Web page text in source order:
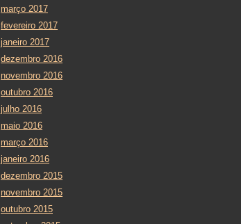
março 2017
fevereiro 2017
janeiro 2017
dezembro 2016
novembro 2016
outubro 2016
julho 2016
maio 2016
março 2016
janeiro 2016
dezembro 2015
novembro 2015
outubro 2015